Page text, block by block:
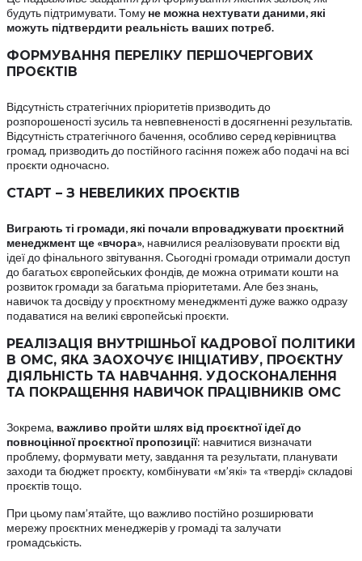
будуть підтримувати. Тому не можна нехтувати даними, які
можуть підтвердити реальність ваших потреб.
ФОРМУВАННЯ ПЕРЕЛІКУ ПЕРШОЧЕРГОВИХ
ПРОЄКТІВ
Відсутність стратегічних пріоритетів призводить до
розпорошеності зусиль та невпевненості в досягненні результатів.
Відсутність стратегічного бачення, особливо серед керівництва
громад, призводить до постійного гасіння пожеж або подачі на всі
проєкти одночасно.
СТАРТ – З НЕВЕЛИКИХ ПРОЄКТІВ
Виграють ті громади, які почали впроваджувати проєктний
менеджмент ще «вчора», навчилися реалізовувати проєкти від
ідеї до фінального звітування. Сьогодні громади отримали доступ
до багатьох європейських фондів, де можна отримати кошти на
розвиток громади за багатьма пріоритетами. Але без знань,
навичок та досвіду у проєктному менеджменті дуже важко одразу
подаватися на великі європейські проєкти.
РЕАЛІЗАЦІЯ ВНУТРІШНЬОЇ КАДРОВОЇ ПОЛІТИКИ
В ОМС, ЯКА ЗАОХОЧУЄ ІНІЦІАТИВУ, ПРОЄКТНУ
ДІЯЛЬНІСТЬ ТА НАВЧАННЯ. УДОСКОНАЛЕННЯ
ТА ПОКРАЩЕННЯ НАВИЧОК ПРАЦІВНИКІВ ОМС
Зокрема, важливо пройти шлях від проєктної ідеї до
повноцінної проєктної пропозиції: навчитися визначати
проблему, формувати мету, завдання та результати, планувати
заходи та бюджет проєкту, комбінувати «м’які» та «тверді» складові
проєктів тощо.
При цьому пам’ятайте, що важливо постійно розширювати
мережу проєктних менеджерів у громаді та залучати
громадськість.